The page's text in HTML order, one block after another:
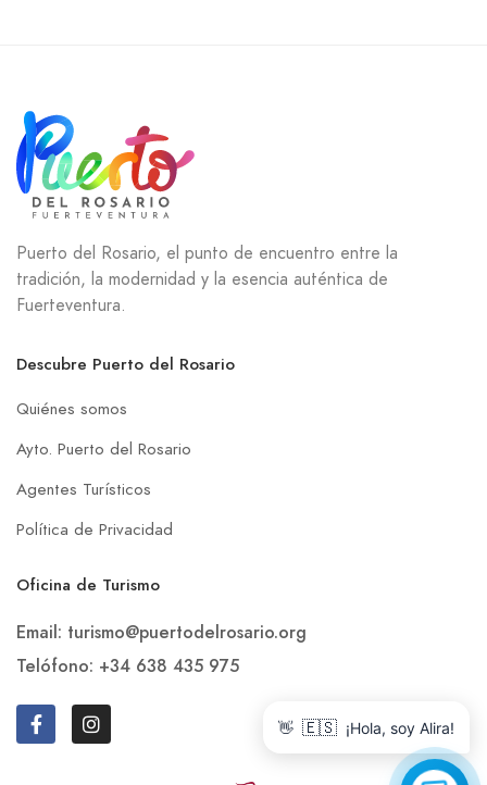
Puerto del Rosario, el punto de encuentro entre la
tradición, la modernidad y la esencia auténtica de
Fuerteventura.
Descubre Puerto del Rosario
Quiénes somos
Ayto. Puerto del Rosario
Agentes Turísticos
Política de Privacidad
Oficina de Turismo
Email: turismo@puertodelrosario.org
Telófono: +34 638 435 975
👋 🇪🇸 ¡Hola, soy Alira!